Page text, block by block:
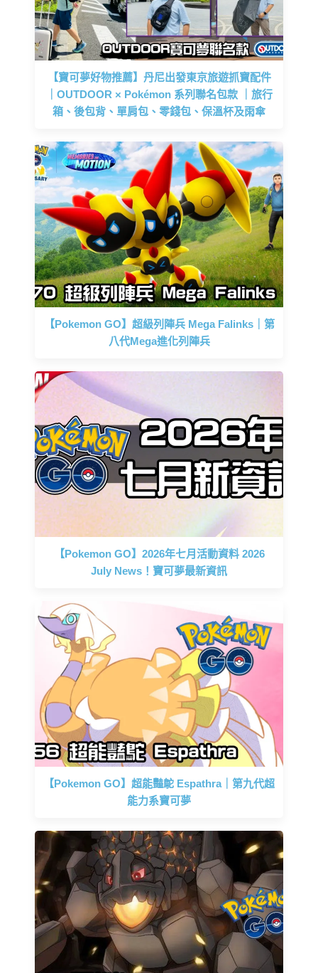
【寶可夢好物推薦】丹尼出發東京旅遊抓寶配件
｜OUTDOOR × Pokémon 系列聯名包款 ｜旅行
箱、後包背、單肩包、零錢包、保溫杯及雨傘
【Pokemon GO】超級列陣兵 Mega Falinks｜第
八代Mega進化列陣兵
【Pokemon GO】2026年七月活動資料 2026
July News！寶可夢最新資訊
【Pokemon GO】超能豔鴕 Espathra｜第九代超
能力系寶可夢